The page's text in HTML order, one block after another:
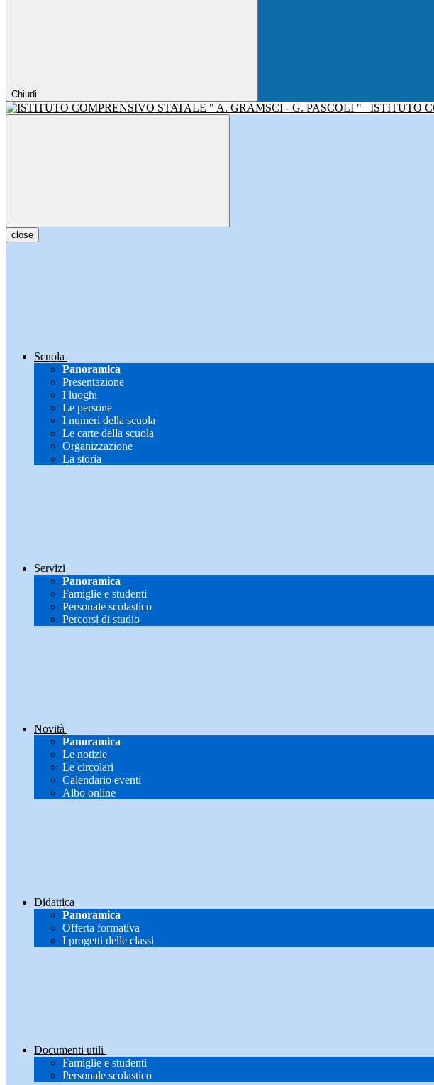
Chiudi
ISTITUTO
close
Scuola
Panoramica
Presentazione
I luoghi
Le persone
I numeri della scuola
Le carte della scuola
Organizzazione
La storia
Servizi
Panoramica
Famiglie e studenti
Personale scolastico
Percorsi di studio
Novità
Panoramica
Le notizie
Le circolari
Calendario eventi
Albo online
Didattica
Panoramica
Offerta formativa
I progetti delle classi
Documenti utili
Famiglie e studenti
Personale scolastico